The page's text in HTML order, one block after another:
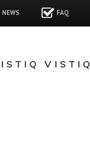
NEWS FAQ
VISTIQ